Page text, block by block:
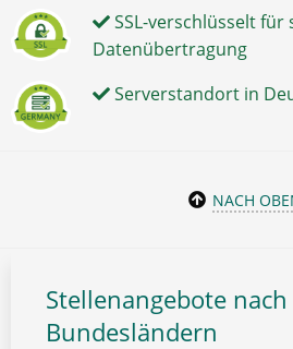
SSL-verschlüsselt für
Datenübertragung
Serverstandort in
NACH
Stellenangebote nach
Bundesländern